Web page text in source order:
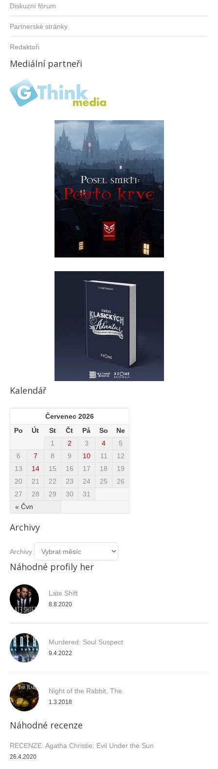
Diskuzní fórum
Partnerské stránky
Redaktoři
Mediální partneři
Kalendář
Červenec 2026
Po
Út St Čt Pá So Ne
« Čvn
1 2 3 4
5
6
7 8 9 10 11
12
13
14 15 16 17 18
19
20
21 22 23 24 25
26
27
28 29 30 31
Archivy
Archivy
Náhodné profily her
Late Shift
8.8.2020
Murdered: Soul Suspect
9.4.2022
Night of the Rabbit, The
1.3.2018
Náhodné recenze
RECENZE: Agatha Christie: Evil Under the Sun
26.4.2020